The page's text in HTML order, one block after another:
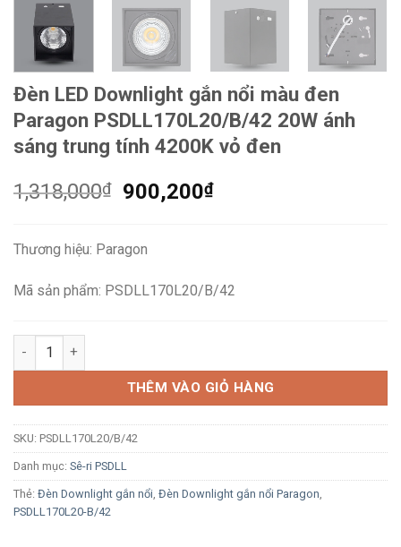
Đèn LED Downlight gắn nổi màu đen
Paragon PSDLL170L20/B/42 20W ánh
sáng trung tính 4200K vỏ đen
1,318,000₫
Giá
1,318,000₫.
900,200₫Giá
Thương hiệu: Paragon
Mã sản phẩm: PSDLL170L20/B/42
Đèn LED Downlight gắn nổi màu đen Paragon PSDLL170L20/
THÊM VÀO GIỎ HÀNG
SKU: PSDLL170L20/B/42
Danh mục: Sê-ri PSDLL
Thẻ: Đèn Downlight gắn nổi Đèn Downlight gắn nổi Paragon
PSDLL170L20-B/42